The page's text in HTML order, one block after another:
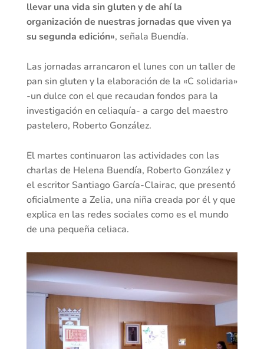
llevar una vida sin gluten y de ahí la
organización de nuestras jornadas que viven ya
su segunda edición», señala Buendía.
Las jornadas arrancaron el lunes con un taller de
pan sin gluten y la elaboración de la «C solidaria»
-un dulce con el que recaudan fondos para la
investigación en celiaquía- a cargo del maestro
pastelero, Roberto González.
El martes continuaron las actividades con las
charlas de Helena Buendía, Roberto González y
el escritor Santiago García-Clairac, que presentó
oficialmente a Zelia, una niña creada por él y que
explica en las redes sociales como es el mundo
de una pequeña celiaca.